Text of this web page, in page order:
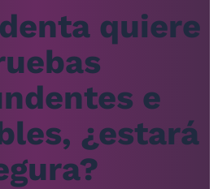
quiere
e
¿estará